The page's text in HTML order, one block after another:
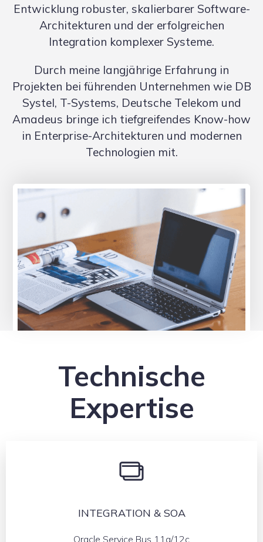
Entwicklung robuster, skalierbarer Software-
Architekturen und der erfolgreichen
Integration komplexer Systeme.
Durch meine langjährige Erfahrung in
Projekten bei führenden Unternehmen wie DB
Systel, T-Systems, Deutsche Telekom und
Amadeus bringe ich tiefgreifendes Know-how
in Enterprise-Architekturen und modernen
Technologien mit.
Technische
Expertise
INTEGRATION & SOA
Oracle Service Bus 11g/12c